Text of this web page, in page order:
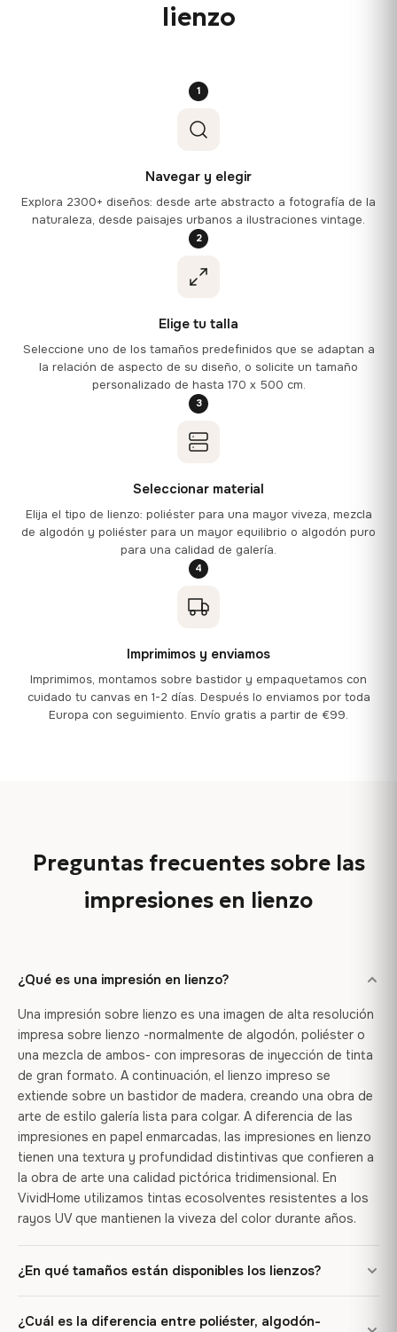
lienzo
1
Navegar y elegir
Explora 2300+ diseños: desde arte abstracto a fotografía de la
naturaleza, desde paisajes urbanos a ilustraciones vintage.
2
Elige tu talla
Seleccione uno de los tamaños predefinidos que se adaptan a
la relación de aspecto de su diseño, o solicite un tamaño
personalizado de hasta 170 x 500 cm.
3
Seleccionar material
Elija el tipo de lienzo: poliéster para una mayor viveza, mezcla
de algodón y poliéster para un mayor equilibrio o algodón puro
para una calidad de galería.
4
Imprimimos y enviamos
Imprimimos, montamos sobre bastidor y empaquetamos con
cuidado tu canvas en 1-2 días. Después lo enviamos por toda
Europa con seguimiento. Envío gratis a partir de €99.
Preguntas frecuentes sobre las
impresiones en lienzo
¿Qué es una impresión en lienzo?
Una impresión sobre lienzo es una imagen de alta resolución
impresa sobre lienzo -normalmente de algodón, poliéster o
una mezcla de ambos- con impresoras de inyección de tinta
de gran formato. A continuación, el lienzo impreso se
extiende sobre un bastidor de madera, creando una obra de
arte de estilo galería lista para colgar. A diferencia de las
impresiones en papel enmarcadas, las impresiones en lienzo
tienen una textura y profundidad distintivas que confieren a
la obra de arte una calidad pictórica tridimensional. En
VividHome utilizamos tintas ecosolventes resistentes a los
rayos UV que mantienen la viveza del color durante años.
¿En qué tamaños están disponibles los lienzos?
predefinidos y 13 relaciones de aspecto, desde impresiones
¿Cuál es la diferencia entre poliéster, algodón-